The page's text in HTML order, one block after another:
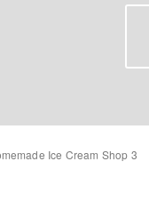
Ice Cream Shop 3